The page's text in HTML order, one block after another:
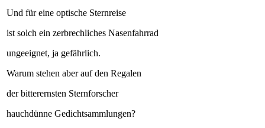
Und für eine optische Sternreise
ist solch ein zerbrechliches Nasenfahrrad
ungeeignet, ja gefährlich.
Warum stehen aber auf den Regalen
der bitterernsten Sternforscher
hauchdünne Gedichtsammlungen?